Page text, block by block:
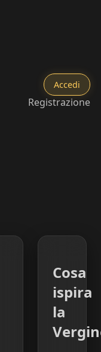
Accedi
Registrazione
Cosa
ispira
la